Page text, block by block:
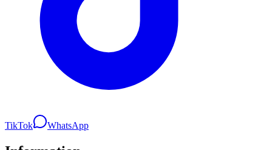
TikTok WhatsApp